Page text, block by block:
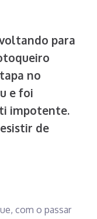
para
no
e foi
impotente.
de
com o passar